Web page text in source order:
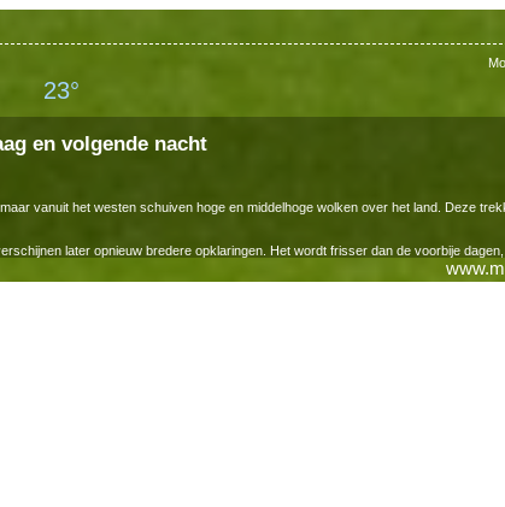
23°
en volgende nacht
vanuit het westen schuiven hoge en middelhoge wolken over het land. Deze
later opnieuw bredere opklaringen. Het wordt frisser dan de voorbije